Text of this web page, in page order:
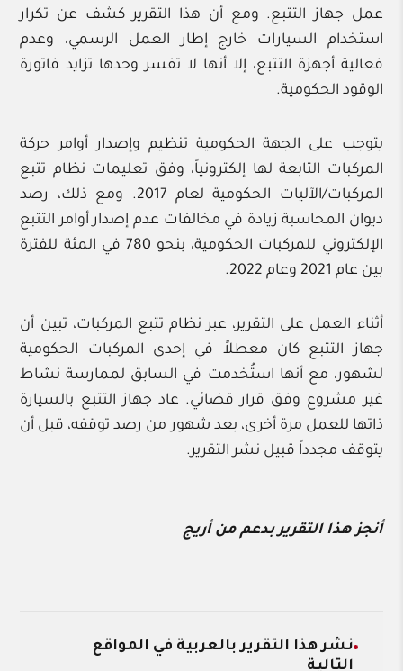
عمل جهاز التتبع. ومع أن هذا التقرير كشف عن تكرار
استخدام السيارات خارج إطار العمل الرسمي، وعدم
فعالية أجهزة التتبع، إلا أنها لا تفسر وحدها تزايد فاتورة
الوقود الحكومية.
يتوجب على الجهة الحكومية تنظيم وإصدار أوامر حركة
المركبات التابعة لها إلكترونياً، وفق تعليمات نظام تتبع
المركبات/الآليات الحكومية لعام 2017. ومع ذلك، رصد
ديوان المحاسبة زيادة في مخالفات عدم إصدار أوامر التتبع
الإلكتروني للمركبات الحكومية، بنحو 780 في المئة للفترة
بين عام 2021 وعام 2022.
أثناء العمل على التقرير، عبر نظام تتبع المركبات، تبين أن
جهاز التتبع كان معطلاً في إحدى المركبات الحكومية
لشهور، مع أنها استُخدمت في السابق لممارسة نشاط
غير مشروع وفق قرار قضائي. عاد جهاز التتبع بالسيارة
ذاتها للعمل مرة أخرى، بعد شهور من رصد توقفه، قبل أن
يتوقف مجدداً قبيل نشر التقرير.
أنجز هذا التقرير بدعم من أريج
نشر هذا التقرير بالعربية في المواقع
التالية